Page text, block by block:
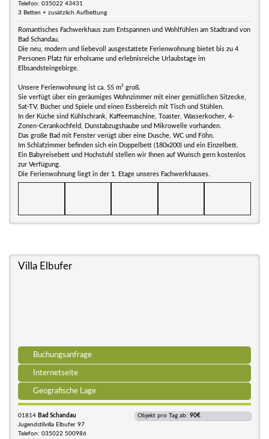
Telefon: 035022 43431
3 Betten + zusätzlich Aufbettung
Romantisches Fachwerkhaus zum Entspannen und Wohlfühlen am Stadtrand von
Bad Schandau.
Die neu, modern und liebevoll ausgestattete Ferienwohnung bietet bis zu 4
Personen Platz für erholsame und erlebnisreiche Urlaubstage im
Elbsandsteingebirge.
Unsere Ferienwohnung ist ca. 55 m² groß.
Sie verfügt über ein geräumiges Wohnzimmer mit einer gemütlichen Sitzecke,
Sat-TV, Bücher und Spiele und einen Essbereich mit Tisch und Stühlen.
In der Küche sind Kühlschrank, Kaffeemaschine, Toaster, Wasserkocher, 4-
Zonen-Cerankochfeld, Dunstabzugshaube und Mikrowelle vorhanden.
Das große Bad mit Fenster verügt über eine Dusche, WC und Föhn.
Im Schlafzimmer befinden sich ein Doppelbett (180x200) und ein Einzelbett.
Ein Babyreisebett und Hochstuhl stellen wir Ihnen auf Wunsch gern kostenlos
zur Verfügung.
Die Ferienwohnung liegt in der 1. Etage unseres Fachwerkhauses.
Villa Elbufer
Buchungsanfrage
Internetseite
Geografische Lage
01814 Bad Schandau
Jugendstilvilla Elbufer 97
Telefon: 035022 500986
Objekt pro Tag ab: 90€